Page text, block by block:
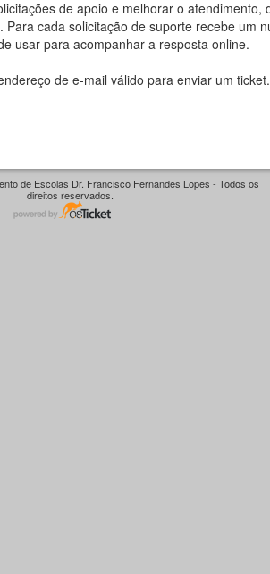
de apoio e melhorar o atendimento,
Para cada solicitação de suporte recebe um
usar para acompanhar a resposta online.
de e-mail válido para enviar um ticket.
de Escolas Dr. Francisco Fernandes Lopes - Todos os
direitos reservados.